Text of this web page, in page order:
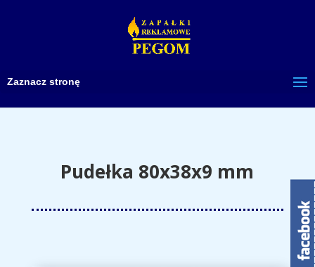
Zaznacz stronę
Pudełka 80x38x9 mm